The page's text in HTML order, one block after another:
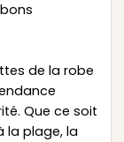
de la robe
Que ce soit
la plage, la